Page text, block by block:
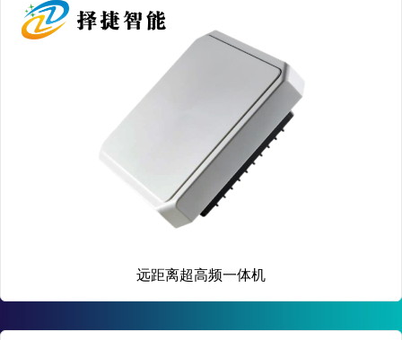
远距离超高频一体机